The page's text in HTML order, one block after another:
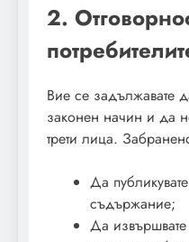
2.
Вие се задължавате
законен начин и да
трети лица.
Да
съдържание;
Да извършвате